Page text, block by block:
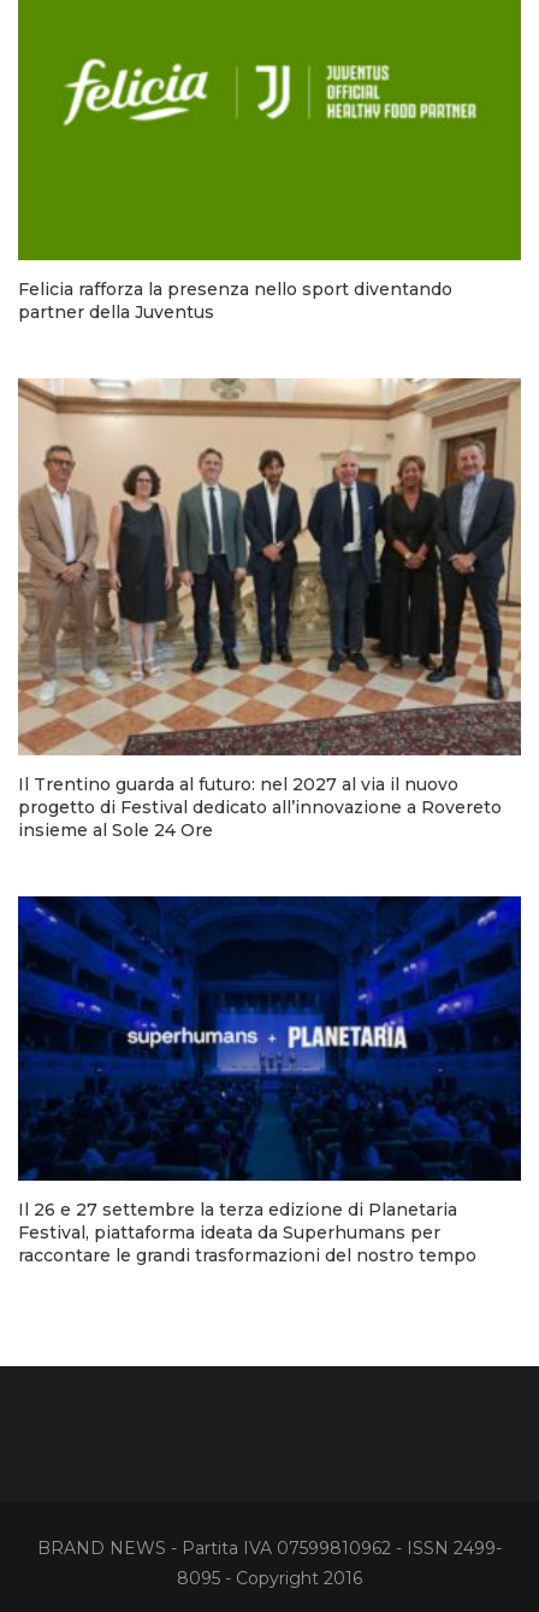
Felicia rafforza la presenza nello sport diventando
partner della Juventus
Il Trentino guarda al futuro: nel 2027 al via il nuovo
progetto di Festival dedicato all’innovazione a Rovereto
insieme al Sole 24 Ore
Il 26 e 27 settembre la terza edizione di Planetaria
Festival, piattaforma ideata da Superhumans per
raccontare le grandi trasformazioni del nostro tempo
BRAND NEWS - Partita IVA 07599810962 - ISSN 2499-
8095 - Copyright 2016